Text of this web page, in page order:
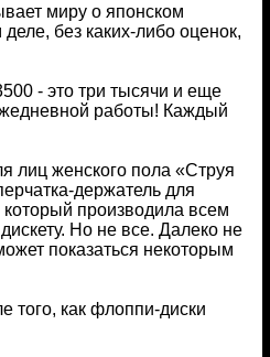
миру о японском
без каких-либо оценок,
- это три тысячи и еще
работы! Каждый
лиц женского пола «Струя
держатель для
производила всем
Но не все. Далеко не
показаться некоторым
того, как флоппи-диски